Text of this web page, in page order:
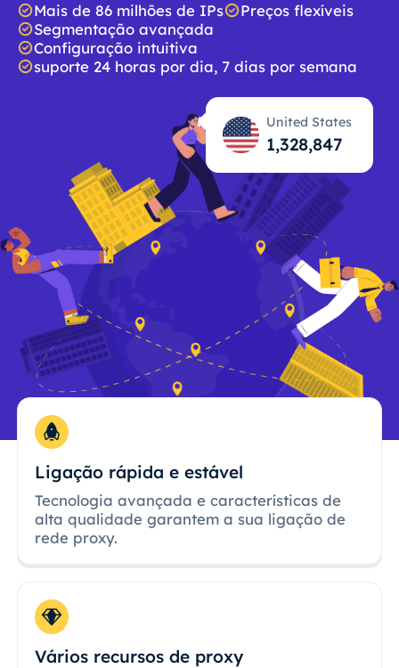
Mais de 86 milhões de IPs
Preços flexíveis
Segmentação avançada
Configuração intuitiva
suporte 24 horas por dia, 7 dias por semana
United States
1,328,848
Ligação rápida e estável
Tecnologia avançada e características de
alta qualidade garantem a sua ligação de
rede proxy.
Vários recursos de proxy